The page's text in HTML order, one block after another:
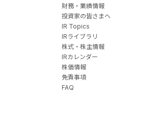
財務・業績情報
投資家の皆さまへ
IR Topics
IRライブラリ
株式・株主情報
IRカレンダー
株価情報
免責事項
FAQ